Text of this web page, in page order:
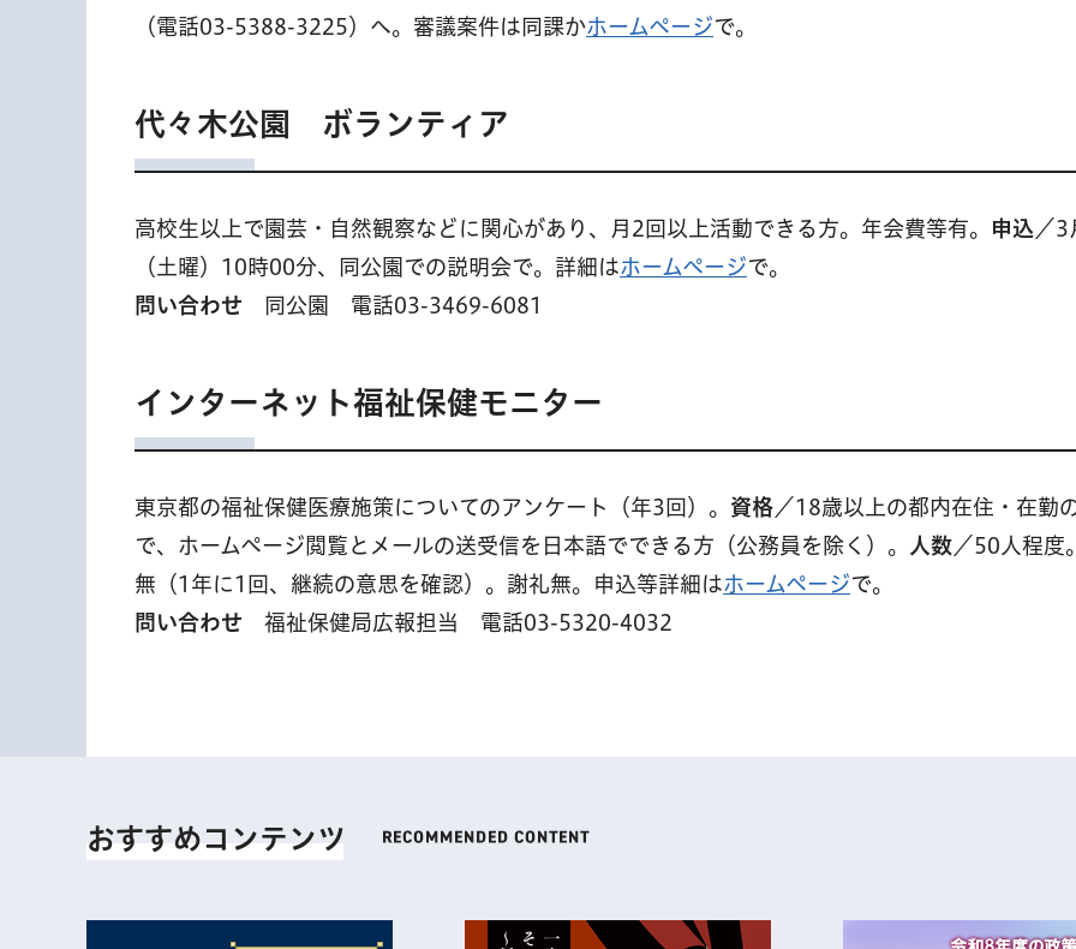
（電話03-5388-3225）へ。審議案件は同課かホームページで。
代々木公園 ボランティア
高校生以上で園芸・自然観察などに関心があり、月2回以上活動できる方。年会費等有。 申込 ／3
（土曜）10時00分、同公園での説明会で。詳細はホームページで。
問い合わせ 同公園 電話03-3469-6081
インターネット福祉保健モニター
東京都の福祉保健医療施策についてのアンケート（年3回）。 資格 ／18歳以上の都内在住・在勤
で、ホームページ閲覧とメールの送受信を日本語でできる方（公務員を除く）。
人数 ／50人程度
無（1年に1回、継続の意思を確認）。謝礼無。申込等詳細はホームページで。
問い合わせ 福祉保健局広報担当 電話03-5320-4032
おすすめコンテンツ